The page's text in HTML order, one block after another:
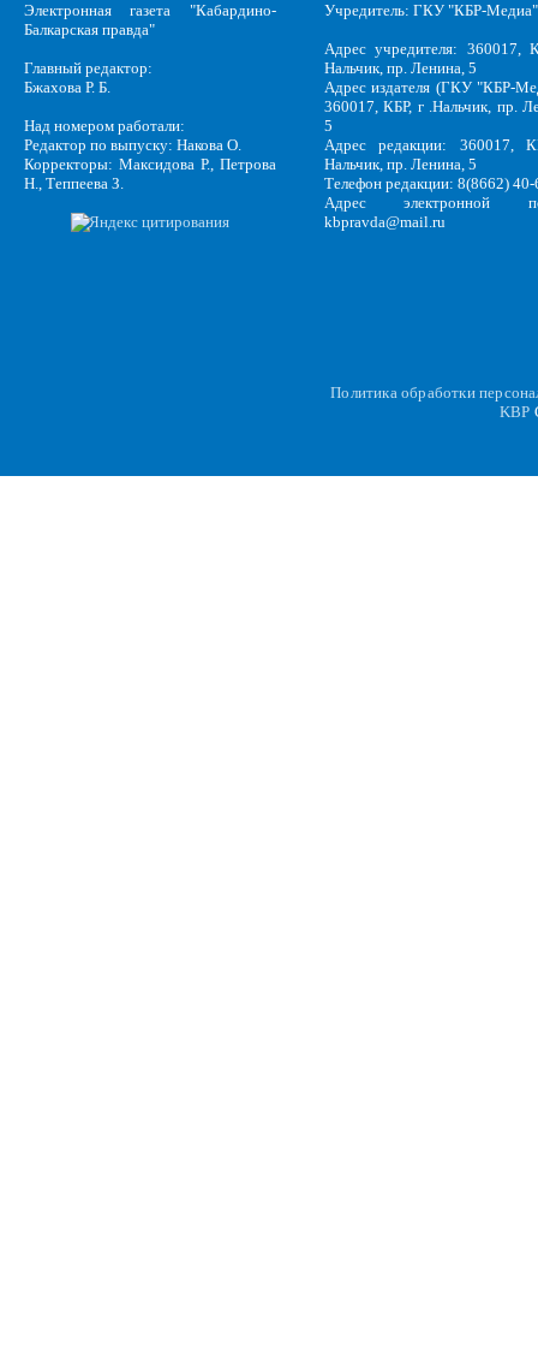
Электронная газета "Кабардино-
Балкарская правда"
Главный редактор:
Бжахова Р. Б.
Над номером работали:
Редактор по выпуску: Накова О.
Корректоры: Максидова Р., Петрова
Н., Теппеева З.
Учредитель: ГКУ "КБР-Медиа"
Адрес учредителя: 360017,
Нальчик, пр. Ленина, 5
Адрес издателя (ГКУ "КБР-
360017, КБР, г .Нальчик, пр.
5
Адрес редакции: 360017,
Нальчик, пр. Ленина, 5
Телефон редакции: 8(8662)
Адрес электронной
kbpravda@mail.ru
Политика обработки
KBP